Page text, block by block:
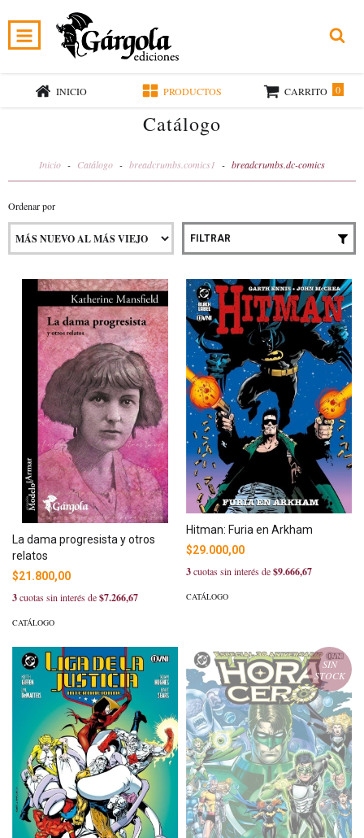
INICIO PRODUCTOS CARRITO 0
Catálogo
Inicio - Catálogo - breadcrumbs.comics1 - breadcrumbs.dc-comics
Ordenar por
FILTRAR
La dama progresista y otros
relatos
$21.800,00
3cuotas sin interés de$7.266,67
CATÁLOGO
Hitman: Furia en Arkham
$29.000,00
3cuotas sin interés de$9.666,67
CATÁLOGO
SIN
STOCK